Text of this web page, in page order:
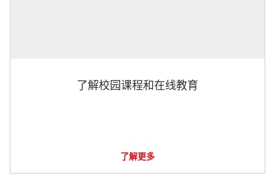
了解校园课程和在线教育
了解更多